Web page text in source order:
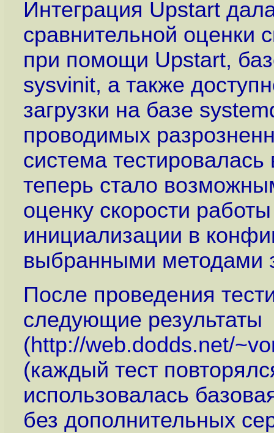
Интеграция Upstart
сравнительной оценки
при помощи Upstart,
sysvinit, а также
загрузки на базе
проводимых
система
теперь стало
оценку скорости
инициализации в
выбранными методами
После проведения
следующие результаты
(http://web.dodds.net/
(каждый тест
использовалась
без дополнительных